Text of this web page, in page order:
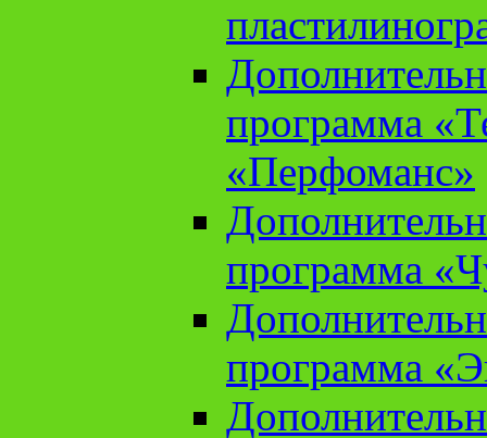
программа
«Перфоманс»
программа
программа